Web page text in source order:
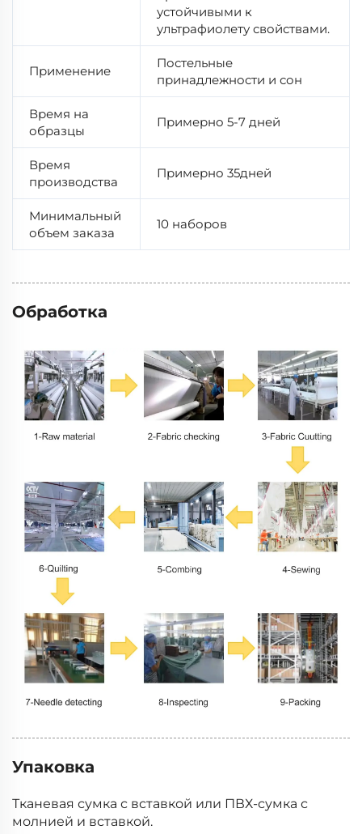
устойчивыми к
ультрафиолету свойствами.
Применение
Постельные
принадлежности и сон
Время на
образцы
Примерно 5-7 дней
Время
производства
Примерно 35дней
Минимальный
объем заказа
10 наборов
Обработка
Упаковка
Тканевая сумка с вставкой или ПВХ-сумка с
молнией и вставкой.